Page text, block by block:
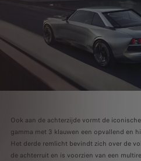
Ook aan de achterzijde vormt de
gamma met 3 klauwen een opvallend en
Het derde remlicht bevindt zich over de
de achterruit en is voorzien van een